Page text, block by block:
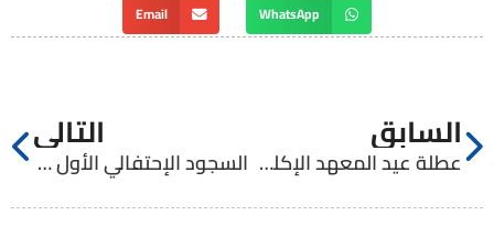
WhatsApp
Email
السابق
عطلة عيد المعهد الإكليريكي
التالي
السجود الإحتفالي الأول للشمامسة الجدد